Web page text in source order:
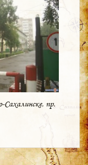
Сахалинске, пр.